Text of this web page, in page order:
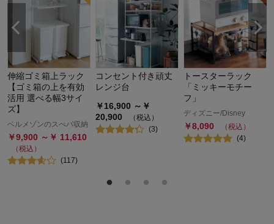
伸縮ゴミ箱上ラック
【ゴミ箱の上を有効
活用 選べる幅3サイ
ズ】
ベルメゾンのスぺパ収納
￥9,900 ～￥ 11,610
（税込）
(117)
コンセント付き頑丈
レンジ台
￥16,900 ～￥
20,900
（税込）
(3)
トースターラック
「ミッキーモチー
フ」
ディズニー/Disney
￥8,090
（税込）
(4)